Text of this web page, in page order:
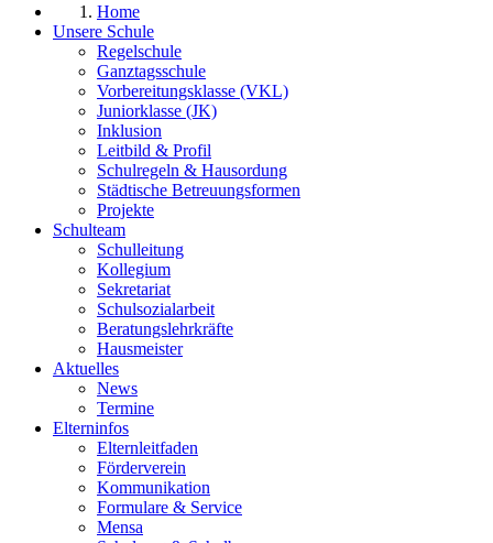
Home
Unsere Schule
Regelschule
Ganztagsschule
Vorbereitungsklasse (VKL)
Juniorklasse (JK)
Inklusion
Leitbild & Profil
Schulregeln & Hausordung
Städtische Betreuungsformen
Projekte
Schulteam
Schulleitung
Kollegium
Sekretariat
Schulsozialarbeit
Beratungslehrkräfte
Hausmeister
Aktuelles
News
Termine
Elterninfos
Elternleitfaden
Förderverein
Kommunikation
Formulare & Service
Mensa